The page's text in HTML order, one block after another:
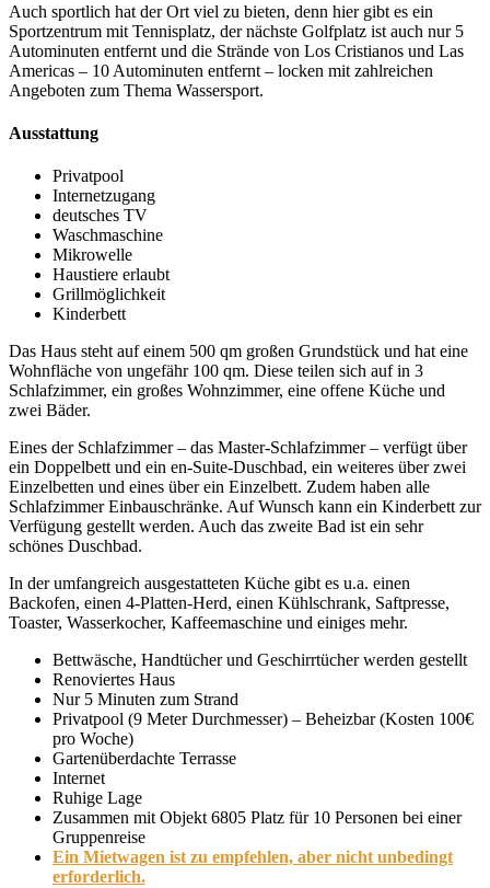
Auch sportlich hat der Ort viel zu bieten, denn hier gibt es ein
Sportzentrum mit Tennisplatz, der nächste Golfplatz ist auch nur 5
Autominuten entfernt und die Strände von Los Cristianos und Las
Americas – 10 Autominuten entfernt – locken mit zahlreichen
Angeboten zum Thema Wassersport.
Ausstattung
Privatpool
Internetzugang
deutsches TV
Waschmaschine
Mikrowelle
Haustiere erlaubt
Grillmöglichkeit
Kinderbett
Das Haus steht auf einem 500 qm großen Grundstück und hat eine
Wohnfläche von ungefähr 100 qm. Diese teilen sich auf in 3
Schlafzimmer, ein großes Wohnzimmer, eine offene Küche und
zwei Bäder.
Eines der Schlafzimmer – das Master-Schlafzimmer – verfügt über
ein Doppelbett und ein en-Suite-Duschbad, ein weiteres über zwei
Einzelbetten und eines über ein Einzelbett. Zudem haben alle
Schlafzimmer Einbauschränke. Auf Wunsch kann ein Kinderbett zur
Verfügung gestellt werden. Auch das zweite Bad ist ein sehr
schönes Duschbad.
In der umfangreich ausgestatteten Küche gibt es u.a. einen
Backofen, einen 4-Platten-Herd, einen Kühlschrank, Saftpresse,
Toaster, Wasserkocher, Kaffeemaschine und einiges mehr.
Bettwäsche, Handtücher und Geschirrtücher werden gestellt
Renoviertes Haus
Nur 5 Minuten zum Strand
Privatpool (9 Meter Durchmesser) – Beheizbar (Kosten 100€
pro Woche)
Gartenüberdachte Terrasse
Internet
Ruhige Lage
Zusammen mit Objekt 6805 Platz für 10 Personen bei einer
Gruppenreise
Ein Mietwagen ist zu empfehlen, aber nicht unbedingt
erforderlich.